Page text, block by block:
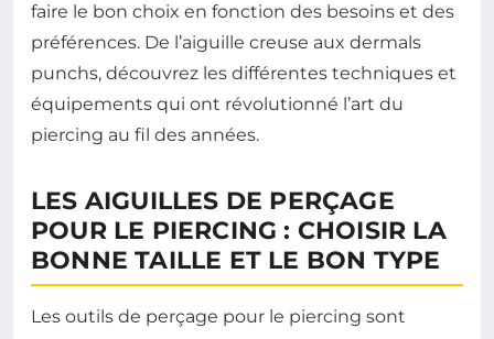
faire le bon choix en fonction des besoins et des
préférences. De l’aiguille creuse aux dermals
punchs, découvrez les différentes techniques et
équipements qui ont révolutionné l’art du
piercing au fil des années.
LES AIGUILLES DE PERÇAGE
POUR LE PIERCING : CHOISIR LA
BONNE TAILLE ET LE BON TYPE
Les outils de perçage pour le piercing sont